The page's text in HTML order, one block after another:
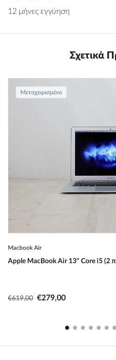
12 μήνες εγγύηση
Σχετικά
Μεταχειρισμένο
Macbook Air
Apple MacBook Air 13" Core i5 (2
€619,00 €279,00